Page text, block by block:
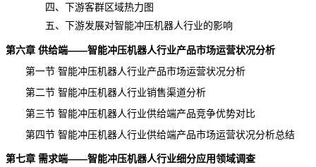
四、下游客群区域热力图
五、下游发展对智能冲压机器人行业的影响
第六章 供给端——智能冲压机器人行业产品市场运营状况分析
第一节 智能冲压机器人行业产品市场运营状况分析
第二节 智能冲压机器人行业销售渠道分析
第三节 智能冲压机器人行业供给端产品竞争优势对比
第四节 智能冲压机器人行业供给端产品市场运营状况分析总结
第七章 需求端——智能冲压机器人行业细分应用领域调查